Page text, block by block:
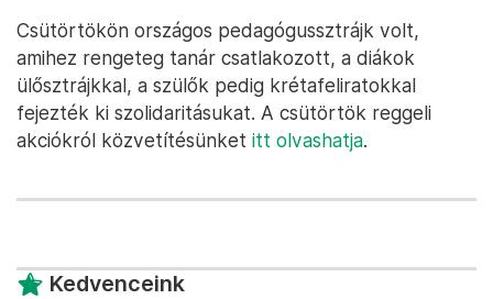
Csütörtökön országos pedagógussztrájk volt,
amihez rengeteg tanár csatlakozott, a diákok
ülősztrájkkal, a szülők pedig krétafeliratokkal
fejezték ki szolidaritásukat. A csütörtök reggeli
akciókról közvetítésünket itt olvashatja.
Kedvenceink